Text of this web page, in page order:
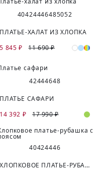
40424446485052
ПЛАТЬЕ-ХАЛАТ ИЗ ХЛОПКА
5 845 ₽
11 690 ₽
42444648
ПЛАТЬЕ САФАРИ
14 392 ₽
17 990 ₽
40424446
ХЛОПКОВОЕ ПЛАТЬЕ-РУБАШКА С ПОЯСОМ